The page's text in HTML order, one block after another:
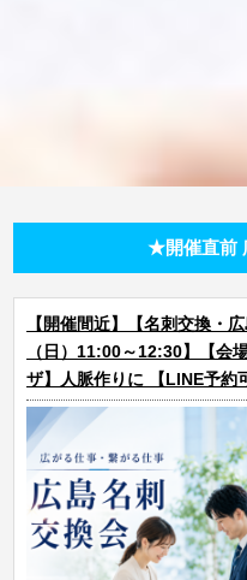
★開催直前
【開催間近】【名刺交換・
（日）11:00～12:30】【会
ザ】人脈作りに 【LINE予約